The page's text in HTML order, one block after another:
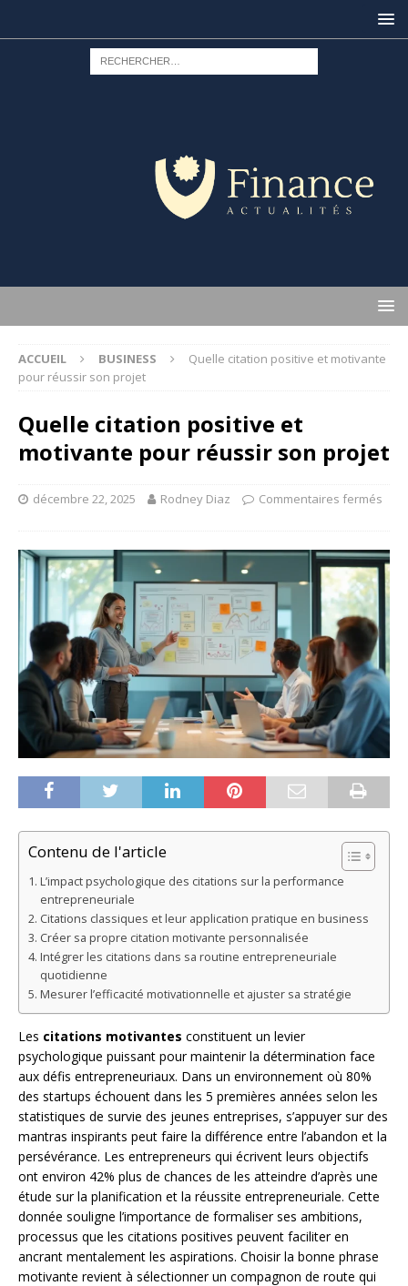
ACCUEIL BUSINESS
Quelle citation positive et motivante
pour réussir son projet
Quelle citation positive et
motivante pour réussir son projet
décembre 22, 2025 Rodney Diaz Commentaires fermés
Contenu de l'article
L’impact psychologique des citations sur la performance
entrepreneuriale
Citations classiques et leur application pratique en business
Créer sa propre citation motivante personnalisée
Intégrer les citations dans sa routine entrepreneuriale
quotidienne
Mesurer l’efficacité motivationnelle et ajuster sa stratégie
Les citations motivantes constituent un levier
psychologique puissant pour maintenir la détermination face
aux défis entrepreneuriaux. Dans un environnement où 80%
des startups échouent dans les 5 premières années selon les
statistiques de survie des jeunes entreprises, s’appuyer sur des
mantras inspirants peut faire la différence entre l’abandon et la
persévérance. Les entrepreneurs qui écrivent leurs objectifs
ont environ 42% plus de chances de les atteindre d’après une
étude sur la planification et la réussite entrepreneuriale. Cette
donnée souligne l’importance de formaliser ses ambitions,
processus que les citations positives peuvent faciliter en
ancrant mentalement les aspirations. Choisir la bonne phrase
motivante revient à sélectionner un compagnon de route qui